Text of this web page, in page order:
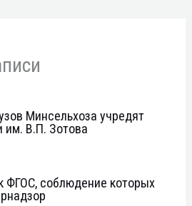
Минсельхоза учредят
им. В.П. Зотова
ФГОС, соблюдение которых